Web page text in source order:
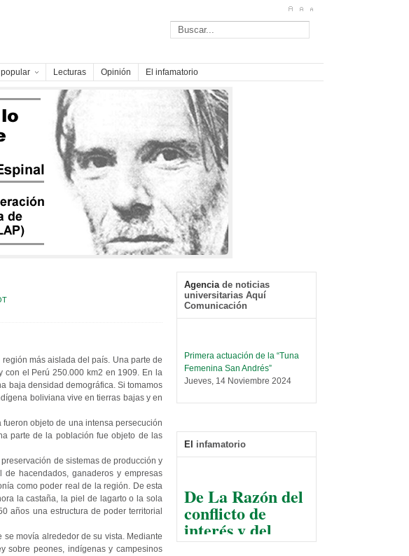
Lecturas Opinión El infamatorio
más aislada del país. Una parte de
con el Perú 250.000 km2 en 1909. En la
baja densidad demográfica. Si tomamos
boliviana vive en tierras bajas y en
objeto de una intensa persecución
parte de la población fue objeto de las
de sistemas de producción y
hacendados, ganaderos y empresas
como poder real de la región. De esta
la castaña, la piel de lagarto o la sola
años una estructura de poder territorial
movía alrededor de su vista. Mediante
sobre peones, indígenas y campesinos
Agencia de noticias
universitarias Aquí
Comunicación
Primera actuación de la “Tuna
Femenina San Andrés”
Jueves, 14 Noviembre 2024
Leer Más...
tráfico de personas
taller de software estadístico en
la UMSA
Sábado, 14 Septiembre 2024
El infamatorio
De La Razón del
conflicto de
interés y del
razonable arte